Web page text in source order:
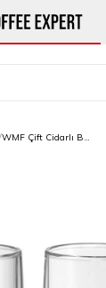
WMF Çift Cidarlı Bardak 2 Parça